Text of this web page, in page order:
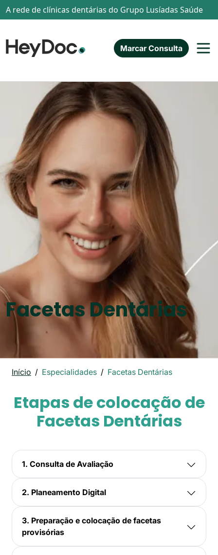
Passar para o conteúdo principal
A rede de clínicas dentárias do Grupo Lusíadas Saúde
Marcar Consulta
Facetas Dentárias
Início Especialidades Facetas Dentárias
Etapas de colocação de
Facetas Dentárias
1. Consulta de Avaliação
2. Planeamento Digital
3. Preparação e colocação de facetas
provisórias